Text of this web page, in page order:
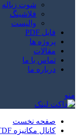
شوت زباله
فلاشینگ
والپست
فایل PDF
پروژه ها
مقالات
تماس با ما
درباره ما
منو
صفحه نخست
کانال مکانیزه TDC – TDF